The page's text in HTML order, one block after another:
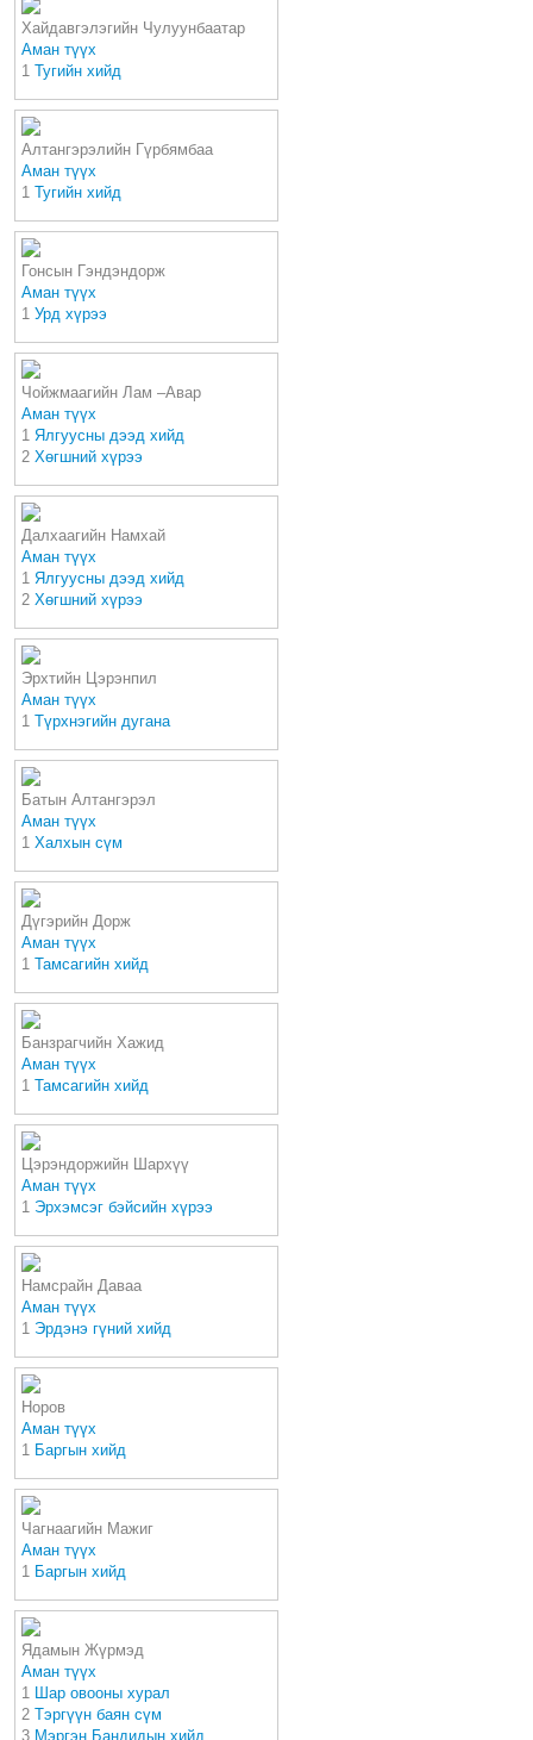
Хайдавгэлэгийн Чулуунбаатар
Аман түүх
1 Тугийн хийд
Алтангэрэлийн Гүрбямбаа
Аман түүх
1 Тугийн хийд
Гонсын Гэндэндорж
Аман түүх
1 Урд хүрээ
Чойжмаагийн Лам –Авар
Аман түүх
1 Ялгуусны дээд хийд
2 Хөгшний хүрээ
Далхаагийн Намхай
Аман түүх
1 Ялгуусны дээд хийд
2 Хөгшний хүрээ
Эрхтийн Цэрэнпил
Аман түүх
1 Түрхнэгийн дугана
Батын Алтангэрэл
Аман түүх
1 Халхын сүм
Дүгэрийн Дорж
Аман түүх
1 Тамсагийн хийд
Банзрагчийн Хажид
Аман түүх
1 Тамсагийн хийд
Цэрэндоржийн Шархүү
Аман түүх
1 Эрхэмсэг бэйсийн хүрээ
Намсрайн Даваа
Аман түүх
1 Эрдэнэ гүний хийд
Норов
Аман түүх
1 Баргын хийд
Чагнаагийн Мажиг
Аман түүх
1 Баргын хийд
Ядамын Жүрмэд
Аман түүх
1 Шар овооны хурал
2 Тэргүүн баян сүм
3 Мэргэн Бандидын хийд